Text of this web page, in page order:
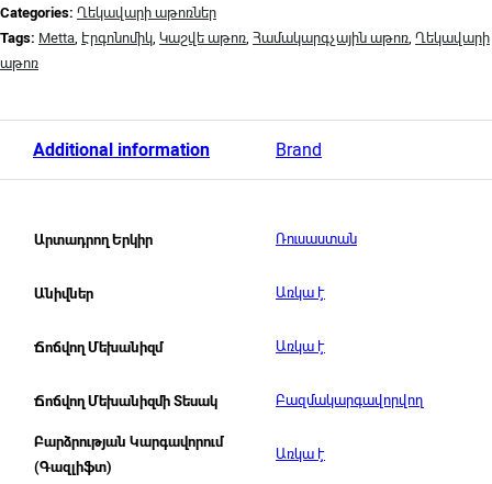
Categories: Ղեկավարի աթոռներ
Tags: Metta, Էրգոնոմիկ, Կաշվե աթոռ, Համակարգչային աթոռ, Ղեկավարի
աթոռ
Additional information Brand
Արտադրող Երկիր Ռուսաստան
Անիվներ Առկա է
Ճոճվող Մեխանիզմ Առկա է
Ճոճվող Մեխանիզմի Տեսակ Բազմակարգավորվող
Բարձրության Կարգավորում
(Գազլիֆտ)
Առկա է